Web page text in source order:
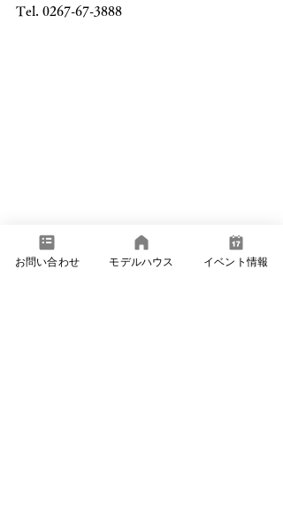
Tel. 0267-67-3888
お問い合わせ モデルハウス イベント情報